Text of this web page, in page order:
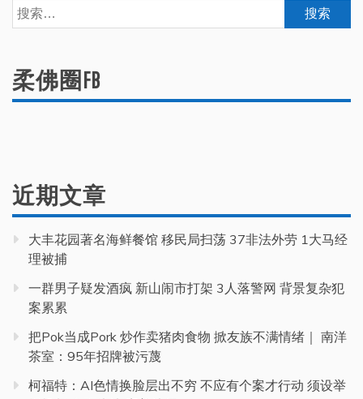
搜
索：
柔佛圈FB
近期文章
大丰花园著名海鲜餐馆 移民局扫荡 37非法外劳 1大马经
理被捕
一群男子疑发酒疯 新山闹市打架 3人落警网 背景复杂犯
案累累
把Pok当成Pork 炒作卖猪肉食物 掀友族不满情绪｜ 南洋
茶室：95年招牌被污蔑
柯福特：AI色情换脸层出不穷 不应有个案才行动 须设举